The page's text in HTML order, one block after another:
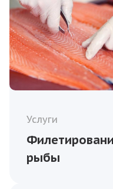
Услуги
рыбы